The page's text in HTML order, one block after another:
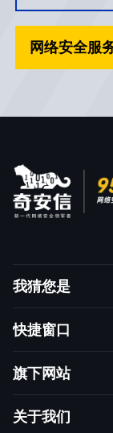
网络安全服
我猜您是
客户
合作伙伴
求职者
快捷窗口
如何购买
旗下网站
网神
关于我们